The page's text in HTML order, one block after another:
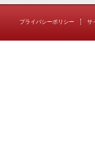
プライバシーポリシー サ